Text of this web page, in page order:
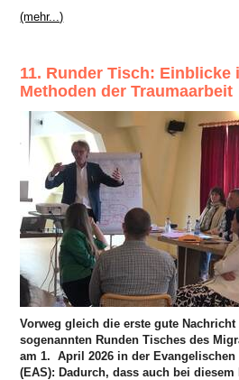
(mehr...)
11. Runder Tisch: Einblicke
Methoden der Traumaarbeit
Vorweg gleich die erste gute Nachricht
sogenannten Runden Tisches des
am 1.April 2026 in der
(EAS): Dadurch, dass auch bei